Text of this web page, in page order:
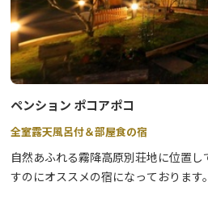
ペンション ポコアポコ
全室露天風呂付＆部屋食の宿
自然あふれる霧降高原別荘地に位置
すのにオススメの宿になっておりま